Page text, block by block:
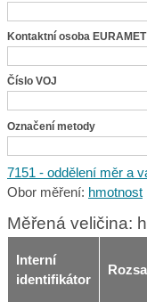
Kontaktní osoba EURAMET
Číslo VOJ
Označení metody
7151 - oddělení měr a
Obor měření: hmotnost
Měřená veličina:
Interní
identifikátor